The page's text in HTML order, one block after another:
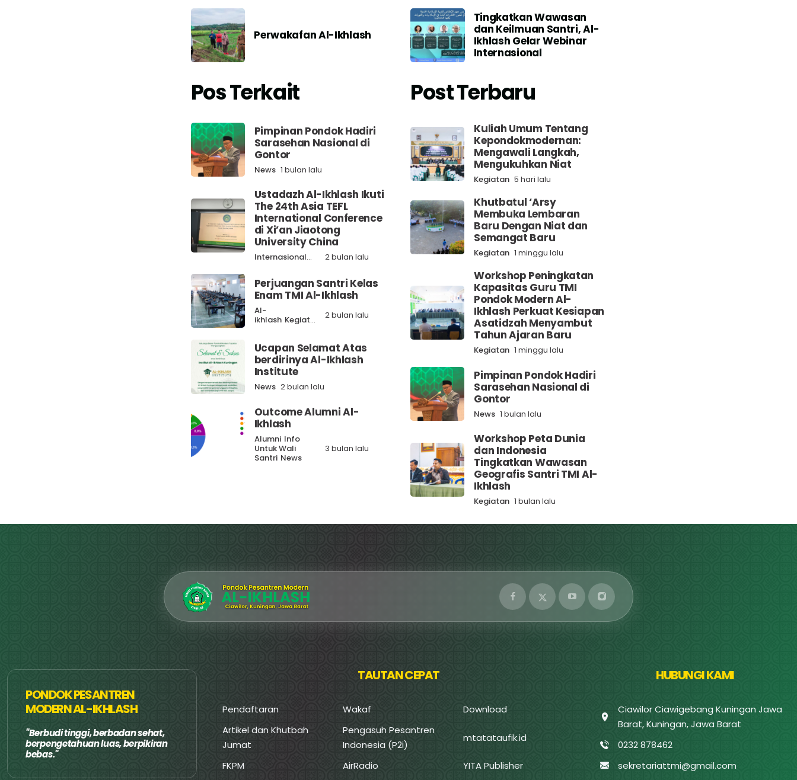
Perwakafan Al-Ikhlash
Tingkatkan Wawasan
dan Keilmuan Santri, Al-
Ikhlash Gelar Webinar
Internasional
Pos Terkait
Pimpinan Pondok Hadiri
Sarasehan Nasional di
Gontor
News 1 bulan lalu
Ustadazh Al-Ikhlash Ikuti
The 24th Asia TEFL
International Conference
di Xi’an Jiaotong
University China
Internasional News2 bulan lalu
Perjuangan Santri Kelas
Enam TMI Al-Ikhlash
Al-
ikhlash Kegiatan News
2 bulan lalu
Ucapan Selamat Atas
berdirinya Al-Ikhlash
Institute
News 2 bulan lalu
Outcome Alumni Al-
Ikhlash
Alumni Info
Untuk Wali
Santri News
3 bulan lalu
Post Terbaru
Kuliah Umum Tentang
Kepondokmodernan:
Mengawali Langkah,
Mengukuhkan Niat
Kegiatan 5 hari lalu
Khutbatul ‘Arsy
Membuka Lembaran
Baru Dengan Niat dan
Semangat Baru
Kegiatan 1 minggu lalu
Workshop Peningkatan
Kapasitas Guru TMI
Pondok Modern Al-
Ikhlash Perkuat Kesiapan
Asatidzah Menyambut
Tahun Ajaran Baru
Kegiatan 1 minggu lalu
Pimpinan Pondok Hadiri
Sarasehan Nasional di
Gontor
News 1 bulan lalu
Workshop Peta Dunia
dan Indonesia
Tingkatkan Wawasan
Geografis Santri TMI Al-
Ikhlash
Kegiatan 1 bulan lalu
PONDOK PESANTREN
MODERN AL-IKHLASH
Berbudi tinggi, berbadan sehat,
berpengetahuan luas, berpikiran
bebas.
TAUTAN CEPAT
Pendaftaran Wakaf
Download
Artikel dan Khutbah
Jumat
Pengasuh Pesantren
Indonesia (P2i)
mtatataufik.id
FKPM AirRadio YITA Publisher
HUBUNGI KAMI
Ciawilor Ciawigebang Kuningan Jawa
Barat, Kuningan, Jawa Barat
0232 878462
sekretariattmi@gmail.com